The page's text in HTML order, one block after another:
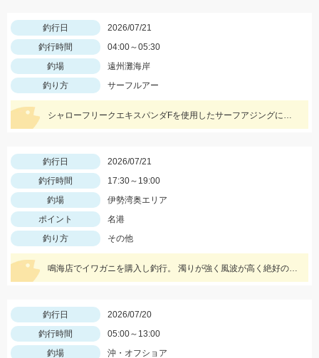
釣行日
2026/07/21
釣行時間
04:00～05:30
釣場
遠州灘海岸
釣り方
サーフルアー
シャローフリークエキスパンダFを使用したサーフアジングにて。ワームはケイテックのイージーシェイカー2.5インチを使用しました。
釣行日
2026/07/21
釣行時間
17:30～19:00
釣場
伊勢湾奥エリア
ポイント
名港
釣り方
その他
鳴海店でイワガニを購入し釣行。 濁りが強く風波が高く絶好の条件でした。 黒鯛工房50センチタモ枠を遥かに超える推定57センチ。 他3枚追加
釣行日
2026/07/20
釣行時間
05:00～13:00
釣場
沖・オフショア